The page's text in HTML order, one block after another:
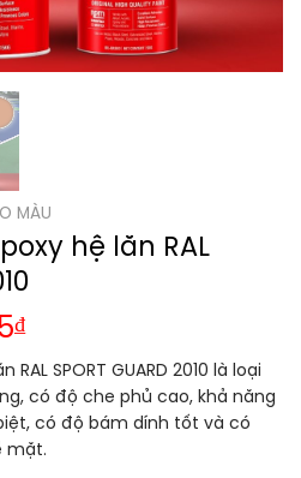
MÀU
hệ lăn RAL
₫
SPORT GUARD 2010 là loại
có độ che phủ cao, khả năng
có độ bám dính tốt và có
mặt.